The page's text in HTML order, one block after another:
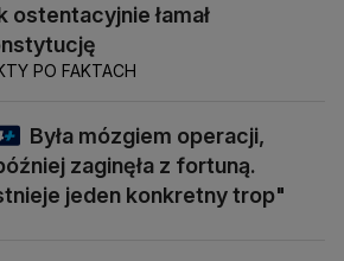
ostentacyjnie łamał
PO FAKTACH
Była mózgiem operacji,
zaginęła z fortuną.
jeden konkretny trop"